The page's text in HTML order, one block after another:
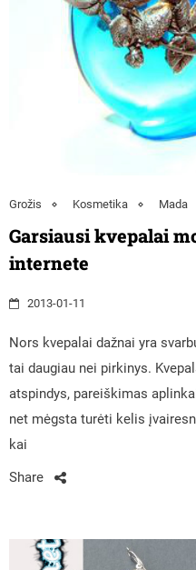
Grožis Kosmetika Mada
Garsiausi kvepalai
internete
2013-01-11
Nors kvepalai dažnai yra
tai daugiau nei pirkinys.
atspindys, pareiškimas
net mėgsta turėti kelis
kai
Share